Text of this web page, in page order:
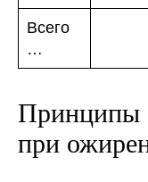
Всего
…
Принципы
при